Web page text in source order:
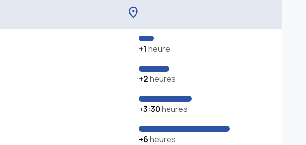
location_on
+1 heure
+2heures
+3:30heures
+6heures